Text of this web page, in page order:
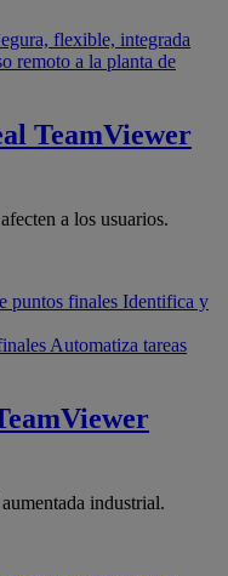
flexible, integrada
remoto a la planta de
TeamViewer
a los usuarios.
puntos finales Identifica y
Automatiza tareas
industrial.